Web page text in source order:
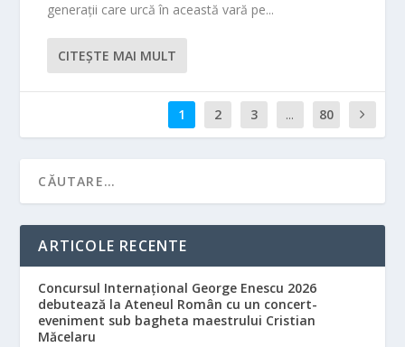
generații care urcă în această vară pe...
CITEŞTE MAI MULT
1 2 3 ... 80
ARTICOLE RECENTE
Concursul Internațional George Enescu 2026
debutează la Ateneul Român cu un concert-
eveniment sub bagheta maestrului Cristian
Măcelaru